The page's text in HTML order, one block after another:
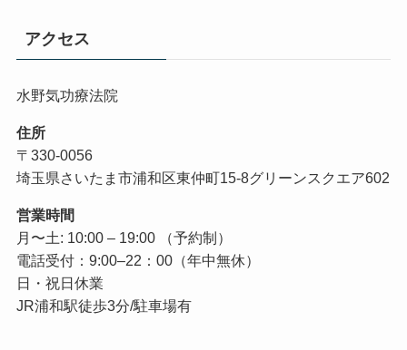
アクセス
水野気功療法院
住所
〒330-0056
埼玉県さいたま市浦和区東仲町15-8グリーンスクエア602
営業時間
月〜土: 10:00 – 19:00 （予約制）
電話受付：9:00–22：00（年中無休）
日・祝日休業
JR浦和駅徒歩3分/駐車場有